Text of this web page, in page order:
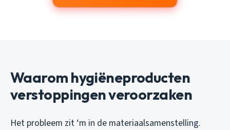
Waarom hygiëneproducten
verstoppingen veroorzaken
Het probleem zit ‘m in de materiaalsamenstelling.